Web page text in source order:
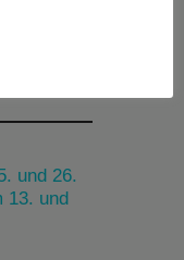
und 26.
13. und